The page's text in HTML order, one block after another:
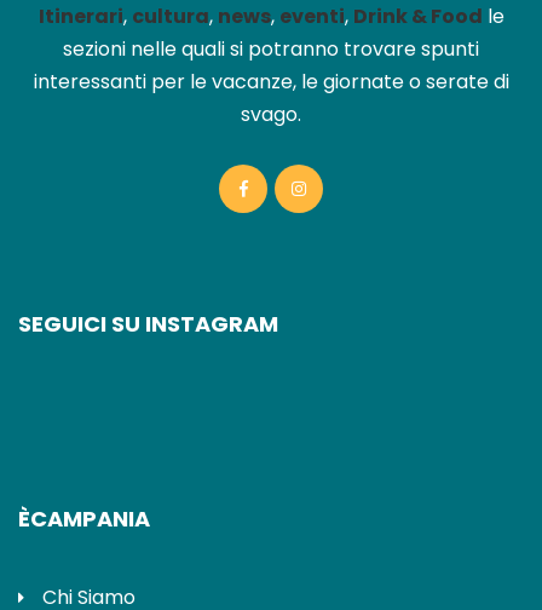
Itinerari, cultura, news, eventi, Drink & Food le
sezioni nelle quali si potranno trovare spunti
interessanti per le vacanze, le giornate o serate di
svago.
SEGUICI SU INSTAGRAM
ÈCAMPANIA
Chi Siamo